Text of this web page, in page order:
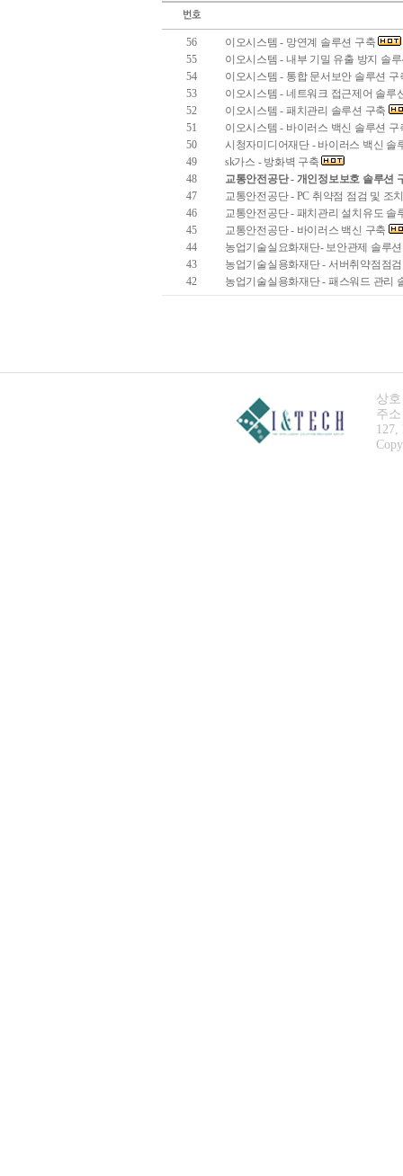
56
이오시스템 - 망연계 솔루션 구축
55
이오시스템 - 내부 기밀 유출 방지 솔
54
이오시스템 - 통합 문서보안 솔루션
53
이오시스템 - 네트워크 접근제어 솔루
52
이오시스템 - 패치관리 솔루션 구축
51
이오시스템 - 바이러스 백신 솔루션
50
시청자미디어재단 - 바이러스 백신 솔
49
sk가스 - 방화벽 구축
48
교통안전공단 - 개인정보보호 솔루션
47
교통안전공단 - PC 취약점 점검 및 조
46
교통안전공단 - 패치관리 설치유도 솔
45
교통안전공단 - 바이러스 백신 구축
44
농업기술실요화재단- 보안관제 솔루
43
농업기술실용화재단 - 서버취약점점
42
농업기술실용화재단 - 패스워드 관리
상
주
127,